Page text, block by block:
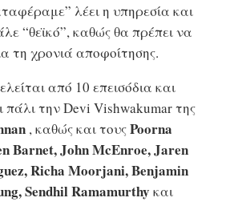
λέει η υπηρεσία και
“θεϊκό”, καθώς θα πρέπει να
τη χρονιά αποφοίτησης.
από 10 επεισόδια και
πάλι την Devi Vishwakumar της
, καθώς και τουςPoorna
Barnet, John McEnroe, Jaren
Richa Moorjani, Benjamin
Sendhil Ramamurthy και